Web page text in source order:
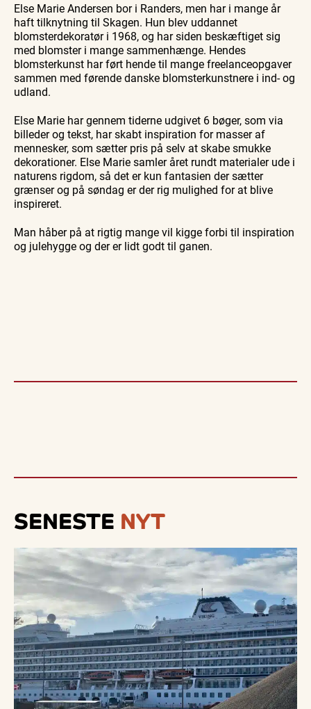
Else Marie Andersen bor i Randers, men har i mange år
haft tilknytning til Skagen. Hun blev uddannet
blomsterdekoratør i 1968, og har siden beskæftiget sig
med blomster i mange sammenhænge. Hendes
blomsterkunst har ført hende til mange freelanceopgaver
sammen med førende danske blomsterkunstnere i ind- og
udland.
Else Marie har gennem tiderne udgivet 6 bøger, som via
billeder og tekst, har skabt inspiration for masser af
mennesker, som sætter pris på selv at skabe smukke
dekorationer. Else Marie samler året rundt materialer ude i
naturens rigdom, så det er kun fantasien der sætter
grænser og på søndag er der rig mulighed for at blive
inspireret.
Man håber på at rigtig mange vil kigge forbi til inspiration
og julehygge og der er lidt godt til ganen.
SENESTE NYT